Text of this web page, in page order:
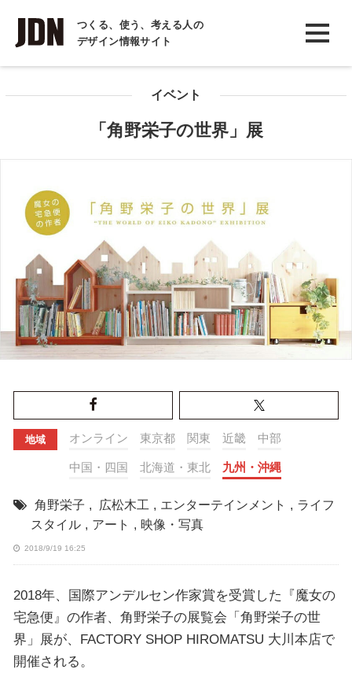
つくる、使う、考える人の
デザイン情報サイト
INTERVIEW
インタビュー
イベント
「角野栄子の世界」展
地域 オンライン 東京都 関東 近畿 中部
中国・四国 北海道・東北 九州・沖縄
角野栄子 , 広松木工 , エンターテインメント , ライフ
スタイル , アート , 映像・写真
2018/9/19 16:25
2018年、国際アンデルセン作家賞を受賞した『魔女の
宅急便』の作者、角野栄子の展覧会「角野栄子の世
界」展が、FACTORY SHOP HIROMATSU 大川本店で
開催される。